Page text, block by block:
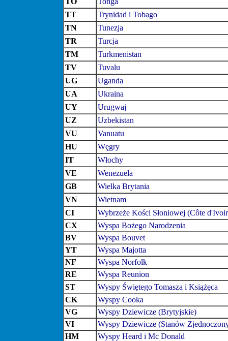
TT
Trynidad i Tobago
TN
Tunezja
TR
Turcja
TM
Turkmenistan
TV
Tuvalu
UG
Uganda
UA
Ukraina
UY
Urugwaj
UZ
Uzbekistan
VU
Vanuatu
HU
Węgry
IT
Włochy
VE
Wenezuela
GB
Wielka Brytania
VN
Wietnam
CI
Wybrzeże Kości Słoniowej (Côte
CX
Wyspa Bożego Narodzenia
BV
Wyspa Bouvet
YT
Wyspa Majotta
NF
Wyspa Norfolk
RE
Wyspa Reunion
ST
Wyspy Świętego Tomasza i Książęca
CK
Wyspy Cooka
VG
Wyspy Dziewicze (Brytyjskie)
VI
Wyspy Dziewicze (Stanów
HM
Wyspy Heard i Mc Donald